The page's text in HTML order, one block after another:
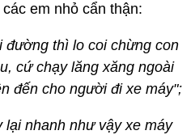
em nhỏ cẩn thận:
đường thì lo coi chừng con
cứ chạy lăng xăng ngoài
đến cho người đi xe máy";
lại nhanh như vậy xe máy